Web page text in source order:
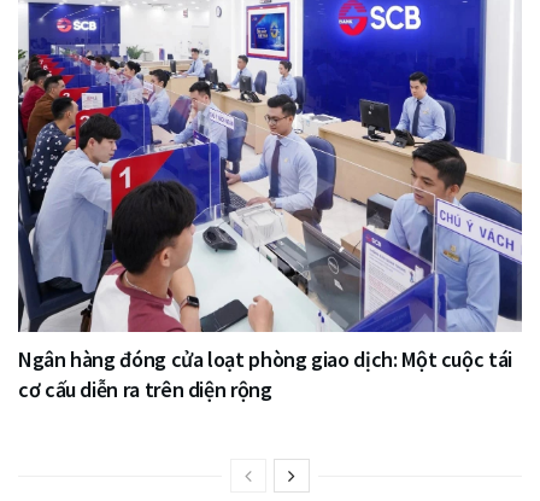
Ngân hàng đóng cửa loạt phòng giao dịch: Một cuộc tái
cơ cấu diễn ra trên diện rộng